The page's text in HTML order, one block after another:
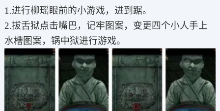
1.进行柳瑶眼前的小游戏，进到踞。
2.拔舌狱点击嘴巴，记牢图案，变更四个小人手上
水槽图案，锅中狱进行游戏。